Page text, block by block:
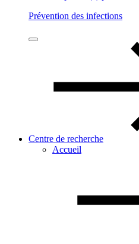
Prévention des infections
Centre de recherche
Accueil